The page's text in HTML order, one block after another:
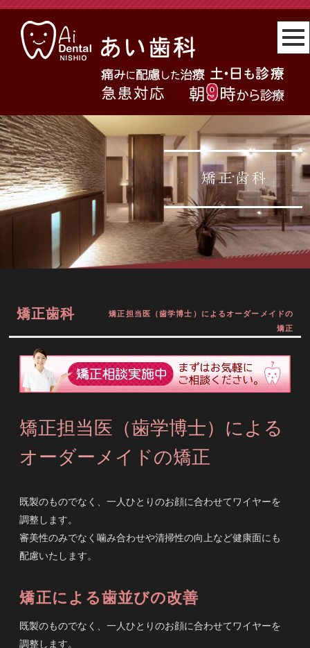
矯正歯科
矯正担当医（歯学博士）によるオーダーメイドの
矯正
矯正担当医（歯学博士）による
オーダーメイドの矯正
既製のものでなく、一人ひとりのお顔に合わせてワイヤーを
調整します。
審美性のみでなく噛み合わせや清掃性の向上など健康面にも
配慮いたします。
矯正による歯並びの改善
既製のものでなく、一人ひとりのお顔に合わせてワイヤーを
調整します。